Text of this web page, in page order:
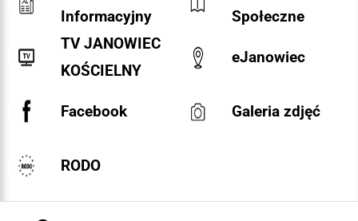
Informacyjny
Społeczne
TV JANOWIEC
KOŚCIELNY
eJanowiec
Facebook Galeria zdjęć
RODO